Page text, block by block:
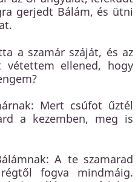
gerjedt Bálám, és ütni
a szamár száját, és az
vétettem ellened, hogy
Mert csúfot űztél
a kezemben, meg is
A te szamarad
fogva mindmáig.